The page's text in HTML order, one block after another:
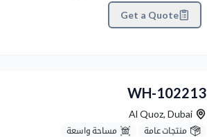
Get a Quote
WH-102213
Al Quoz, Dubai
منتجات عامة
مساحة واسعة